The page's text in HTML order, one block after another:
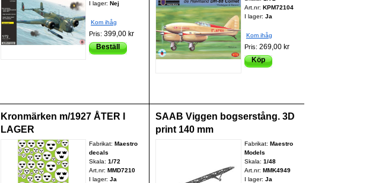
I lager: Nej
Kom ihåg
Pris:399,00 kr
Beställ
Art.nr: KPM72104
I lager: Ja
Kom ihåg
Pris: 269,00 kr
Köp
Kronmärken m/1927 ÅTER I
LAGER
Fabrikat:Maestro
decals
Skala:1/72
Art.nr:MMD7210
I lager: Ja
SAAB Viggen bogserstång. 3D
print 140 mm
Fabrikat: Maestro
Models
Skala: 1/48
Art.nr: MMK4949
I lager: Ja